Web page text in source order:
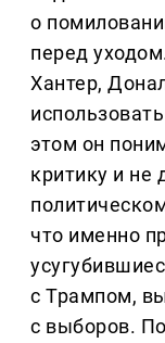
о
перед
Хантер,
этом он
критику и не
что именно
с Трампом,
с выборов.